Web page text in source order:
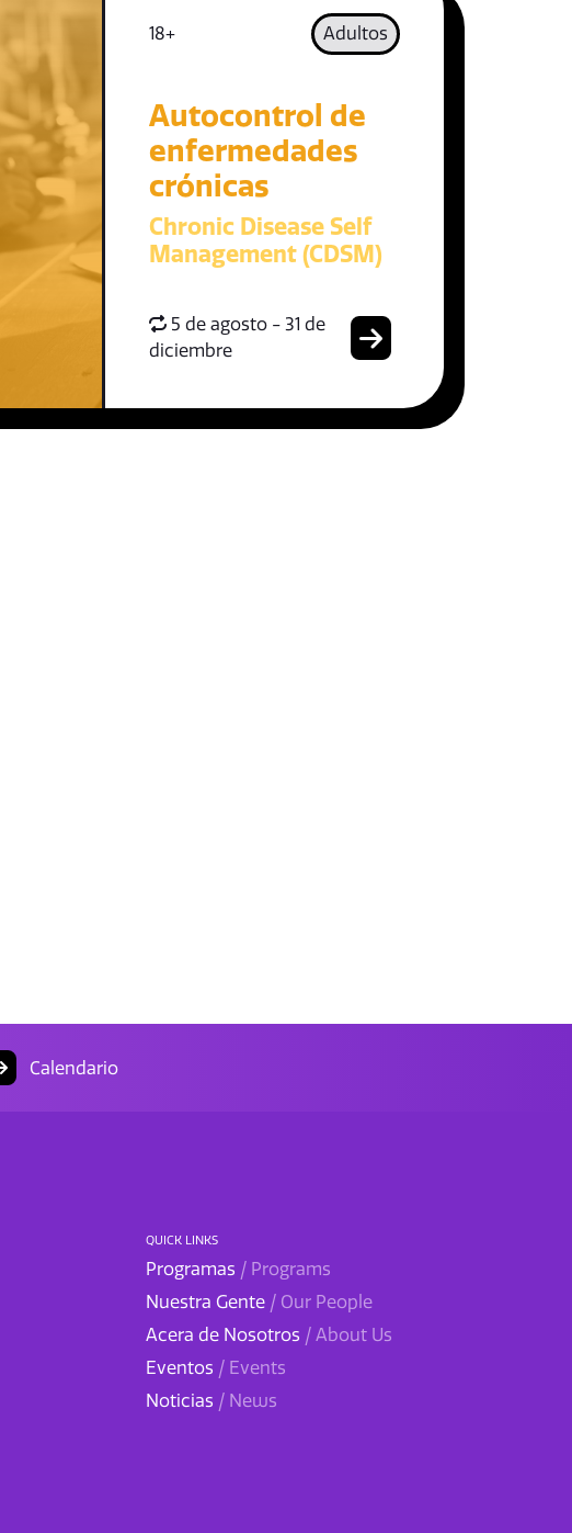
18+ Adultos
Autocontrol de
enfermedades
crónicas
Chronic Disease Self
Management (CDSM)
5 de agosto - 31 de
diciembre
Calendario
QUICK LINKS
Programas / Programs
Nuestra Gente / Our People
Acera de Nosotros / About Us
Eventos / Events
Noticias / News